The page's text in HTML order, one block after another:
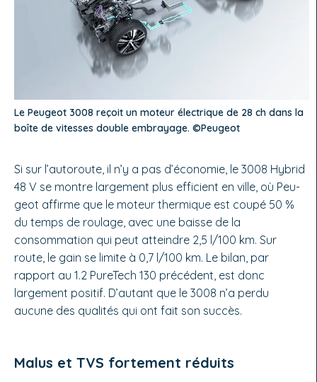
Le Peugeot 3008 reçoit un moteur électrique de 28 ch dans la
boîte de vitesses double embrayage. ©Peugeot
Si sur l’autoroute, il n’y a pas d’économie, le 3008 Hybrid
48 V se montre large­ment plus efficient en ville, où Peu­
geot affirme que le moteur thermique est coupé 50 %
du temps de roulage, avec une baisse de la
consommation qui peut atteindre 2,5 l/100 km. Sur
route, le gain se limite à 0,7 l/100 km. Le bilan, par
rapport au 1.2 PureTech 130 précédent, est donc
largement positif. D’autant que le 3008 n’a perdu
aucune des qualités qui ont fait son succès.
Malus et TVS fortement réduits